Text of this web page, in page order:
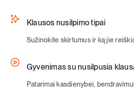
Klausos nusilpimo tipai
Sužinokite skirtumus ir ką jie
Gyvenimas su nusilpusia
Patarimai kasdienybei,